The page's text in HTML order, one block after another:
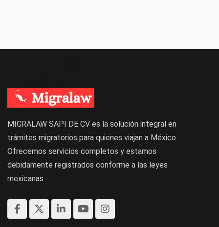
MIGRALAW SAPI DE CV es la solución integral en
trámites migratorios para quienes viajan a México.
Ofrecemos servicios completos y estamos
debidamente registrados conforme a las leyes
mexicanas.